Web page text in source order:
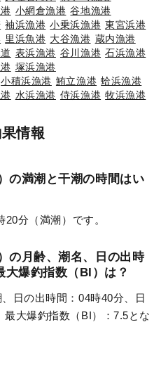
小網倉漁港 谷地漁港
袖浜漁港 小乗浜漁港 東宮浜港
里浜魚港 大谷漁港 蔵内漁港
表浜漁港 谷川漁港 石浜漁港
塚浜漁港
小積浜漁港 鮪立漁港 蛤浜漁港
水浜漁港 侍浜漁港 牧浜漁港
情報
の満潮と干潮の時間はい
分（満潮）です。
の月齢、潮名、日の出時
大爆釣指数（BI）は？
日の出時間：04時40分、日
大爆釣指数（BI）：7.5とな